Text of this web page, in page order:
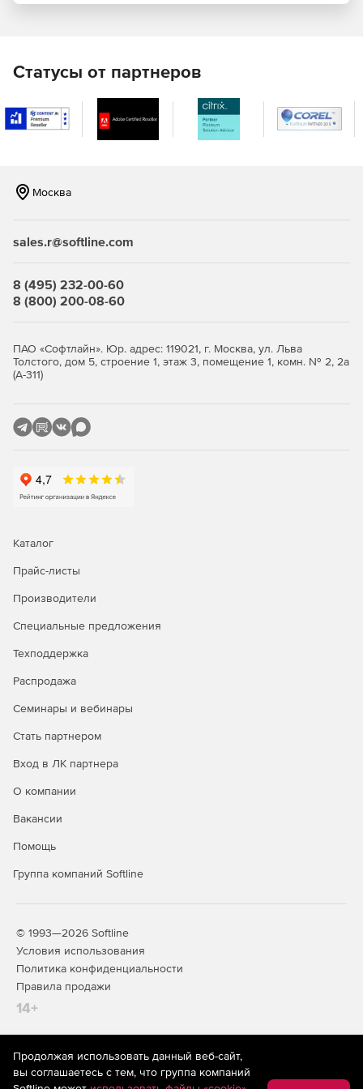
комбинации для предельного состояния предела и
предельного состояния работоспособности.
Новая улучшенная модель удара Кельвина-
Фойгта. Это альтернатива маятниковому корпусу и
Все силы реакции и деформации могут быть показаны
Все варианты нагрузки в общем случае могут
использоваться вместе с этапами загрузки. Теперь
сходимости.
динамического воздействия).
Сокращение во времени также может быть показано
на диаграмме кривой.
Скважины теперь распознаются как границы и могут
снижения предельных напряжений.
Климатические нагрузки теперь учитывают полную
формулу высоты барометрического давления. Таким
высоты 15 км.
Изменение расстояния в стеклопакете во время
удара может быть записано и показано на диаграмме.
Внутреннее давление IGU записывается в протокол.
Качественное моделирование остаточной несущей
способности и растрескивания сломанных стекол.
Новая модель воздействия Кельвина-Фойгта.
Повышенная скорость решения за счет
Статусы от партнеров
Москва
sales.r@softline.com
8 (495) 232-00-60
8 (800) 200-08-60
ПАО «Софтлайн». Юр. адрес: 119021, г. Москва, ул. Льва
Толстого, дом 5, строение 1, этаж 3, помещение 1, комн. № 2, 2а
(А-311)
Каталог
Прайс-листы
Производители
Специальные предложения
Техподдержка
Распродажа
Семинары и вебинары
Стать партнером
Вход в ЛК партнера
О компании
Вакансии
Помощь
Группа компаний Softline
© 1993—2026 Softline
Условия использования
Политика конфиденциальности
Правила продажи
14+
На информационном ресурсе store.softline.ru применяются
рекомендательные технологии(информационные технологии
Продолжая использовать данный веб-сайт,
вы соглашаетесь с тем, что группа компаний